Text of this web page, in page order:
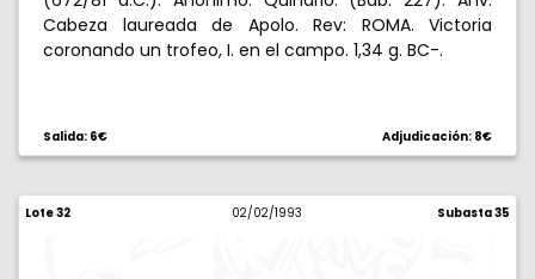
Cabeza laureada de Apolo. Rev: ROMA. Victoria
coronando un trofeo, I. en el campo. 1,34 g. BC-.
Salida: 6€ Adjudicación: 8€
Lote 32 02/02/1993 Subasta 35